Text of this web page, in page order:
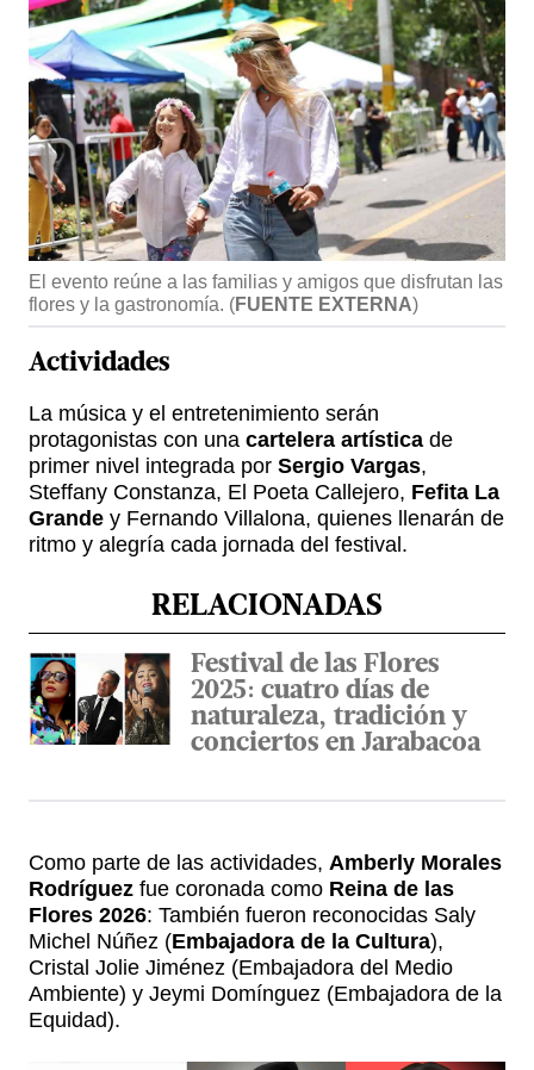
El evento reúne a las familias y amigos que disfrutan las
flores y la gastronomía. (FUENTE EXTERNA)
Actividades
La música y el entretenimiento serán
protagonistas con una cartelera artística de
primer nivel integrada por Sergio Vargas,
Steffany Constanza, El Poeta Callejero, Fefita La
Grande y Fernando Villalona, quienes llenarán de
ritmo y alegría cada jornada del festival.
RELACIONADAS
Festival de las Flores
2025: cuatro días de
naturaleza, tradición y
conciertos en Jarabacoa
Como parte de las actividades, Amberly Morales
Rodríguez fue coronada como Reina de las
Flores 2026: También fueron reconocidas Saly
Michel Núñez (Embajadora de la Cultura),
Cristal Jolie Jiménez (Embajadora del Medio
Ambiente) y Jeymi Domínguez (Embajadora de la
Equidad).